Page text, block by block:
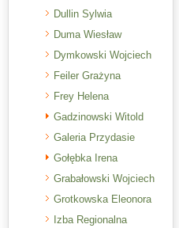
Dullin Sylwia
Duma Wiesław
Dymkowski Wojciech
Feiler Grażyna
Frey Helena
Gadzinowski Witold
Galeria Przydasie
Gołębka Irena
Grabałowski Wojciech
Grotkowska Eleonora
Izba Regionalna